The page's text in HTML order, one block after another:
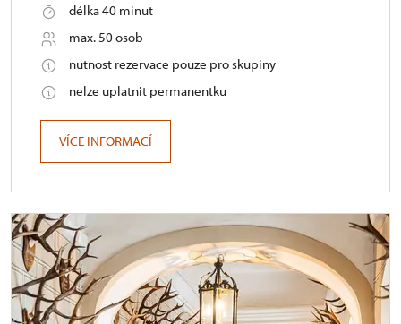
délka 40 minut
max. 50 osob
nutnost rezervace pouze pro skupiny
nelze uplatnit permanentku
VÍCE INFORMACÍ